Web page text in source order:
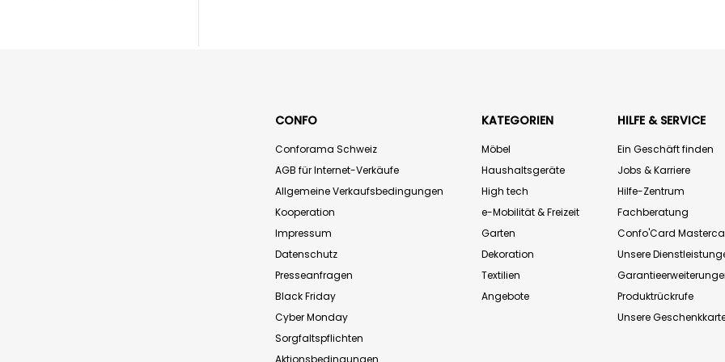
CONFO
Conforama Schweiz
AGB für Internet-Verkäufe
Allgemeine Verkaufsbedingungen
Kooperation
Impressum
Datenschutz
Presseanfragen
Black Friday
Cyber Monday
Sorgfaltspflichten
KATEGORIEN
Möbel
Haushaltsgeräte
High tech
e-Mobilität & Freizeit
Garten
Dekoration
Textilien
Angebote
HILFE & SERVICE
Ein Geschäft finden
Jobs & Karriere
Hilfe-Zentrum
Fachberatung
Confo'Card
Unsere
Produktrückrufe
Unsere